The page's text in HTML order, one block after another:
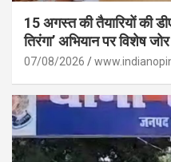
15 अगस्त की तैयारियों की
तिरंगा’ अभियान पर विशेष जोर
07/08/2026